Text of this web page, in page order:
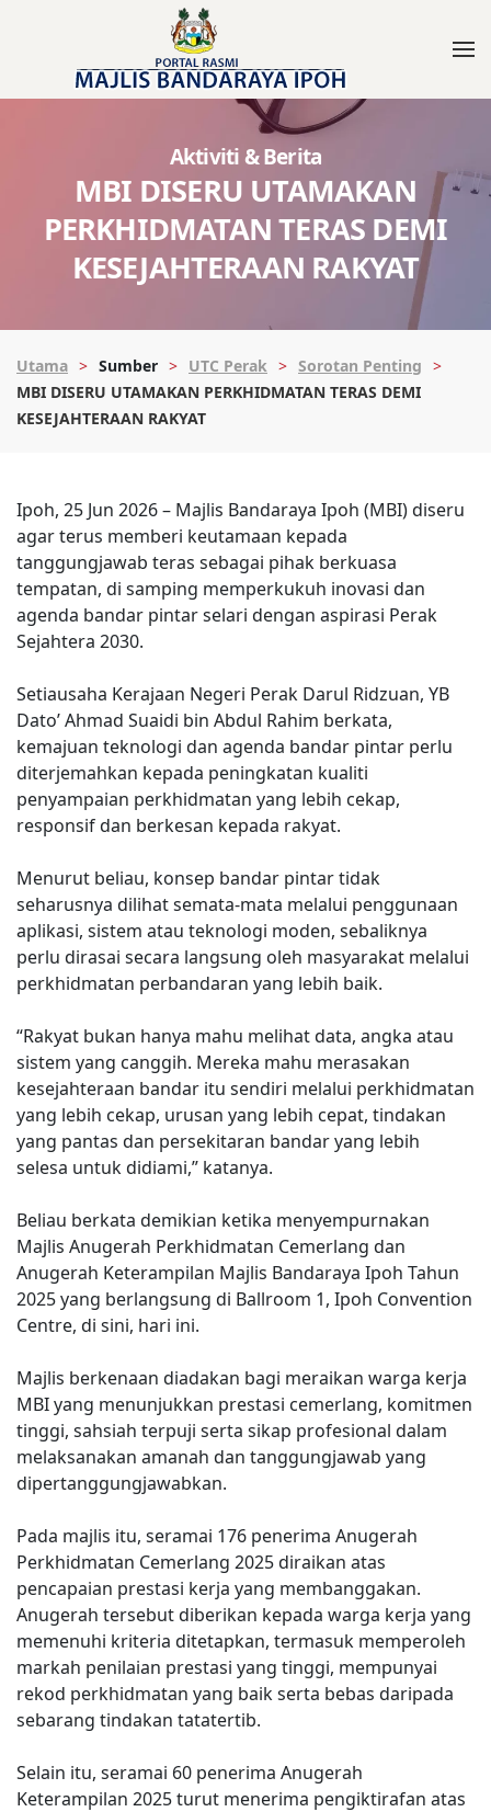
Aktiviti & Berita
MBI DISERU UTAMAKAN
PERKHIDMATAN TERAS DEMI
KESEJAHTERAAN RAKYAT
Utama Sumber UTC Perak
Sorotan Penting
MBI DISERU UTAMAKAN PERKHIDMATAN TERAS DEMI
KESEJAHTERAAN RAKYAT
Ipoh, 25 Jun 2026 – Majlis Bandaraya Ipoh (MBI) diseru
agar terus memberi keutamaan kepada
tanggungjawab teras sebagai pihak berkuasa
tempatan, di samping memperkukuh inovasi dan
agenda bandar pintar selari dengan aspirasi Perak
Sejahtera 2030.
Setiausaha Kerajaan Negeri Perak Darul Ridzuan, YB
Dato’ Ahmad Suaidi bin Abdul Rahim berkata,
kemajuan teknologi dan agenda bandar pintar perlu
diterjemahkan kepada peningkatan kualiti
penyampaian perkhidmatan yang lebih cekap,
responsif dan berkesan kepada rakyat.
Menurut beliau, konsep bandar pintar tidak
seharusnya dilihat semata-mata melalui penggunaan
aplikasi, sistem atau teknologi moden, sebaliknya
perlu dirasai secara langsung oleh masyarakat melalui
perkhidmatan perbandaran yang lebih baik.
“Rakyat bukan hanya mahu melihat data, angka atau
sistem yang canggih. Mereka mahu merasakan
kesejahteraan bandar itu sendiri melalui perkhidmatan
yang lebih cekap, urusan yang lebih cepat, tindakan
yang pantas dan persekitaran bandar yang lebih
selesa untuk didiami,” katanya.
Beliau berkata demikian ketika menyempurnakan
Majlis Anugerah Perkhidmatan Cemerlang dan
Anugerah Keterampilan Majlis Bandaraya Ipoh Tahun
2025 yang berlangsung di Ballroom 1, Ipoh Convention
Centre, di sini, hari ini.
Majlis berkenaan diadakan bagi meraikan warga kerja
MBI yang menunjukkan prestasi cemerlang, komitmen
tinggi, sahsiah terpuji serta sikap profesional dalam
melaksanakan amanah dan tanggungjawab yang
dipertanggungjawabkan.
Pada majlis itu, seramai 176 penerima Anugerah
Perkhidmatan Cemerlang 2025 diraikan atas
pencapaian prestasi kerja yang membanggakan.
Anugerah tersebut diberikan kepada warga kerja yang
memenuhi kriteria ditetapkan, termasuk memperoleh
markah penilaian prestasi yang tinggi, mempunyai
rekod perkhidmatan yang baik serta bebas daripada
sebarang tindakan tatatertib.
Selain itu, seramai 60 penerima Anugerah
Keterampilan 2025 turut menerima pengiktirafan atas